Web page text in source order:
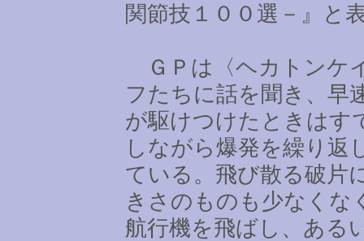
関節技１００選－』と
ＧＰは〈ヘカトンケ
フたちに話を聞き、早
が駆けつけたときはす
しながら爆発を繰り返
ている。飛び散る破片
きさのものも少なくな
航行機を飛ばし、ある